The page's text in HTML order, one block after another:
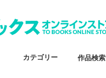
カテゴリー 作品検索